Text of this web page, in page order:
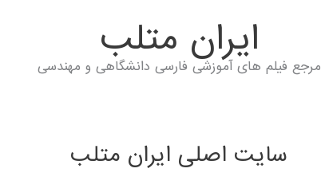
ايران متلب
مرجع فیلم های آموزشی فارسی دانشگاهی و مهندسی
سایت اصلی ایران متلب